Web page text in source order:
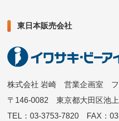
東日本販売会社
株式会社 岩崎 営業企画室 フ
〒146-0082 東京都大田区池
TEL：03-3753-7820 FAX：